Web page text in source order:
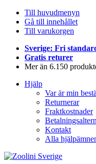
Till huvudmenyn
Gå till innehållet
Till varukorgen
Sverige: Fri
Gratis returer
Mer än 6.150
Hjälp
Var är min
Returnerar
Fraktkostnader
Kontakt
Alla